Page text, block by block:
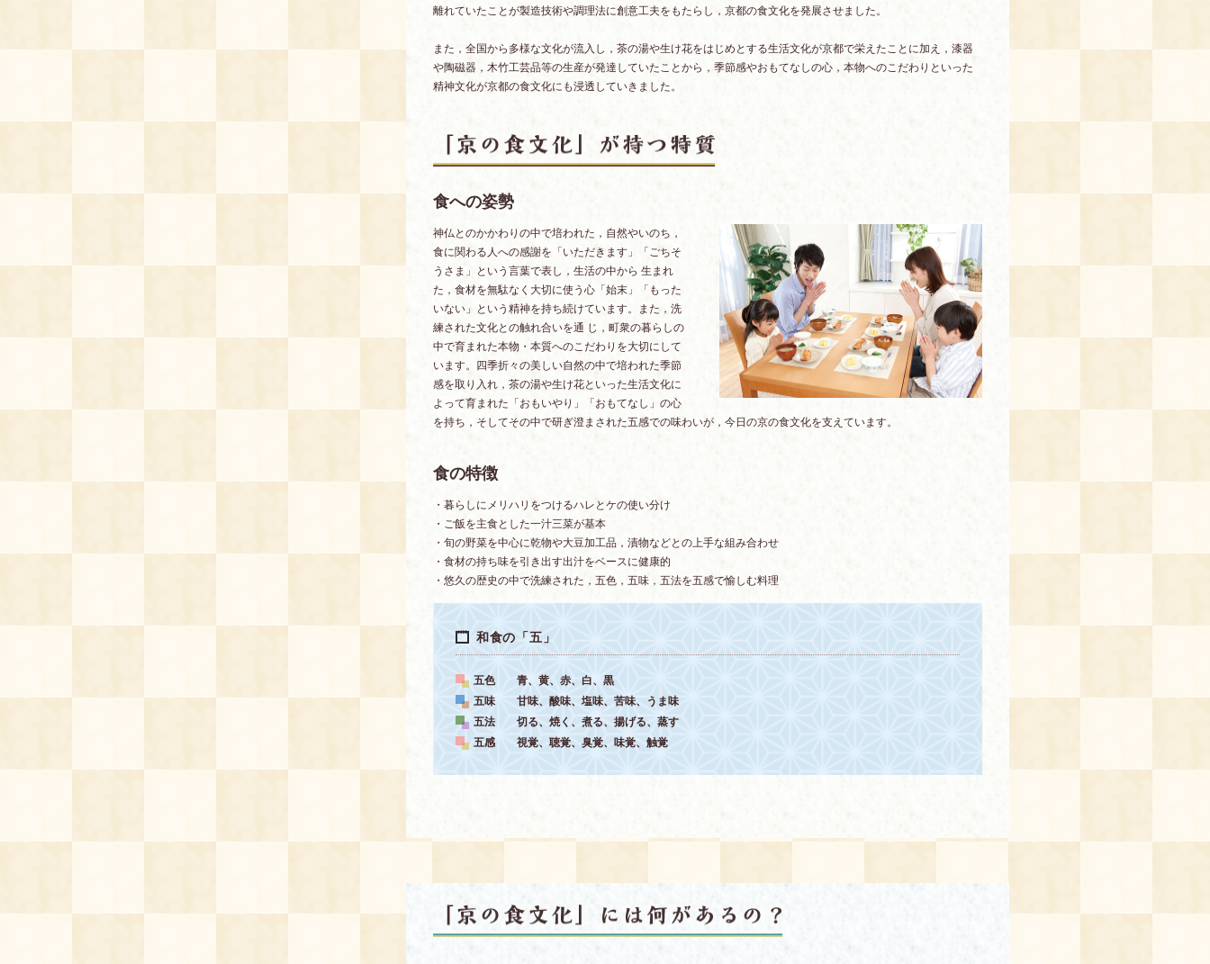
離れていたことが製造技術や調理法に創意工夫をもたらし，京都の食文化を発展させました。
また，全国から多様な文化が流入し，茶の湯や生け花をはじめとする生活文化が京都で栄えたことに加え，漆器
や陶磁器，木竹工芸品等の生産が発達していたことから，季節感やおもてなしの心，本物へのこだわりといった
精神文化が京都の食文化にも浸透していきました。
食への姿勢
神仏とのかかわりの中で培われた，自然やいのち，
食に関わる人への感謝を「いただきます」「ごちそ
うさま」という言葉で表し，生活の中から 生まれ
た，食材を無駄なく大切に使う心「始末」「もった
いない」という精神を持ち続けています。また，洗
練された文化との触れ合いを通 じ，町衆の暮らしの
中で育まれた本物・本質へのこだわりを大切にして
います。四季折々の美しい自然の中で培われた季節
感を取り入れ，茶の湯や生け花といった生活文化に
よって育まれた「おもいやり」「おもてなし」の心
を持ち，そしてその中で研ぎ澄まされた五感での味わいが，今日の京の食文化を支えています。
食の特徴
・暮らしにメリハリをつけるハレとケの使い分け
・ご飯を主食とした一汁三菜が基本
・旬の野菜を中心に乾物や大豆加工品，漬物などとの上手な組み合わせ
・食材の持ち味を引き出す出汁をベースに健康的
・悠久の歴史の中で洗練された，五色，五味，五法を五感で愉しむ料理
和食の「五」
五色 青、黄、赤、白、黒
五味 甘味、酸味、塩味、苦味、うま味
五法 切る、焼く、煮る、揚げる、蒸す
五感 視覚、聴覚、臭覚、味覚、触覚